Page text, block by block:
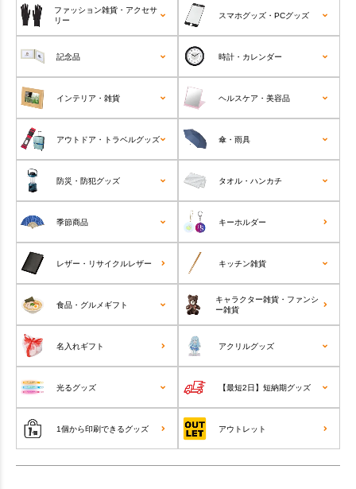
ファッション雑貨・アクセサ
リー
スマホグッズ・PCグッズ
記念品 時計・カレンダー
インテリア・雑貨 ヘルスケア・美容品
アウトドア・トラベルグッズ 傘・雨具
防災・防犯グッズ タオル・ハンカチ
季節商品 キーホルダー
レザー・リサイクルレザー キッチン雑貨
食品・グルメギフト
キャラクター雑貨・ファンシ
ー雑貨
名入れギフト アクリルグッズ
光るグッズ 【最短2日】短納期グッズ
1個から印刷できるグッズ アウトレット